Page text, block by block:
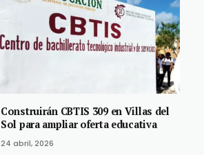
Construirán CBTIS 309 en Villas del
Sol para ampliar oferta educativa
24 abril, 2026